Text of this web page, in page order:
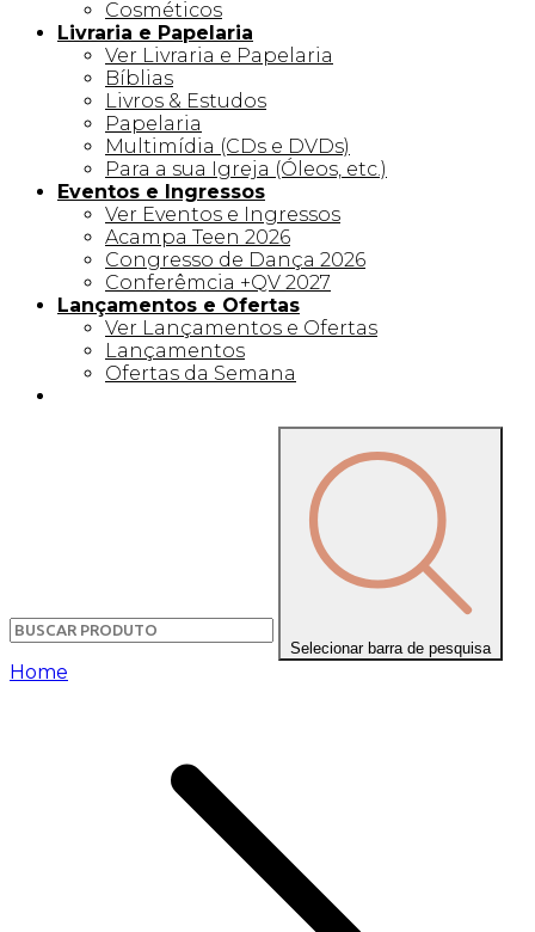
Cosméticos
Livraria e Papelaria
Ver Livraria e Papelaria
Bíblias
Livros & Estudos
Papelaria
Multimídia (CDs e DVDs)
Para a sua Igreja (Óleos, etc.)
Eventos e Ingressos
Ver Eventos e Ingressos
Acampa Teen 2026
Congresso de Dança 2026
Conferêmcia +QV 2027
Lançamentos e Ofertas
Ver Lançamentos e Ofertas
Lançamentos
Ofertas da Semana
Selecionar barra de pesquisa
Home